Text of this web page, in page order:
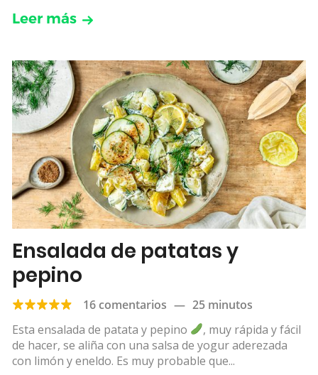
Leer más
Ensalada de patatas y
pepino
16 comentarios — 25 minutos
Esta ensalada de patata y pepino
, muy rápida y fácil
de hacer, se aliña con una salsa de yogur aderezada
con limón y eneldo. Es muy probable que...